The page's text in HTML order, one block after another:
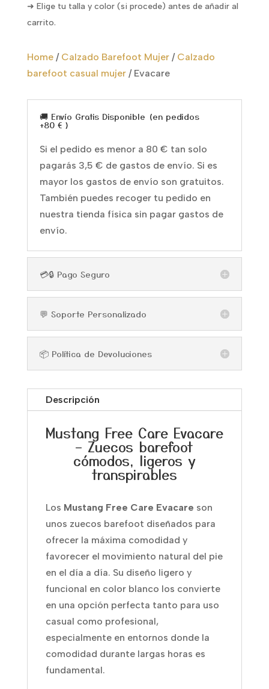
➜ Elige tu talla y color (si procede) antes de añadir al
carrito.
Home/ Calzado Barefoot Mujer/ Calzado
barefoot casual mujer/ Evacare
🚚 Envío Gratis Disponible (en pedidos
+80 € )
Si el pedido es menor a 80 € tan solo
pagarás 3,5 € de gastos de envío. Si es
mayor los gastos de envío son gratuitos.
También puedes recoger tu pedido en
nuestra tienda física sin pagar gastos de
envío.
💳🔒 Pago Seguro
💬 Soporte Personalizado
📦 Política de Devoluciones
Descripción
Mustang Free Care Evacare
– Zuecos barefoot
cómodos, ligeros y
transpirables
Los Mustang Free Care Evacare son
unos zuecos barefoot diseñados para
ofrecer la máxima comodidad y
favorecer el movimiento natural del pie
en el día a día. Su diseño ligero y
funcional en color blanco los convierte
en una opción perfecta tanto para uso
casual como profesional,
especialmente en entornos donde la
comodidad durante largas horas es
fundamental.